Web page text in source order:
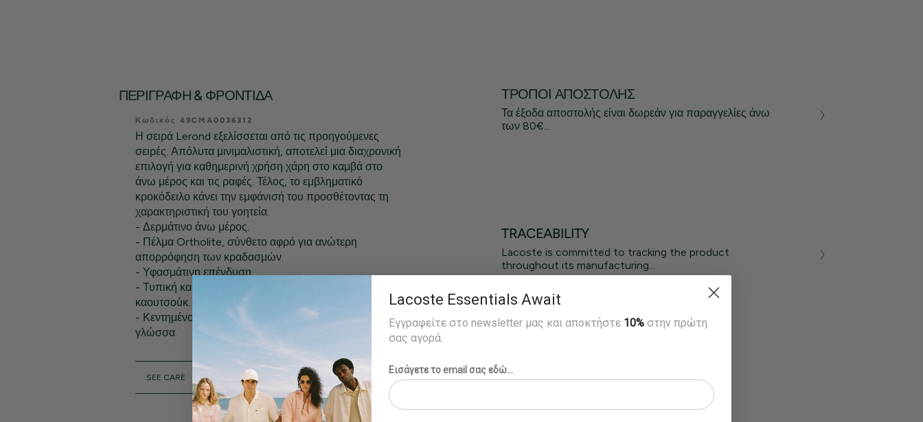
ΠΕΡΙΓΡΑΦΉ & ΦΡΟΝΤΊΔΑ
Κωδικός 49CMA0036312
Η σειρά Lerond εξελίσσεται από τις προηγούμενες
σειρές. Απόλυτα μινιμαλιστική, αποτελεί μια διαχρονική
επιλογή για καθημερινή χρήση χάρη στο καμβά στο
άνω μέρος και τις ραφές. Τέλος, το εμβληματικό
κροκόδειλο κάνει την εμφάνισή του προσθέτοντας τη
χαρακτηριστική του γοητεία.
- Δερμάτινο άνω μέρος.
- Πέλμα Ortholite, σύνθετο αφρό για ανώτερη
απορρόφηση των κραδασμών.
- Υφασμάτινη επένδυση.
- Τυπική και ανακυκλωμένη εξωτερική σόλα από
καουτσούκ.
- Κεντημένο λογότυπο Lacoste στο πλάι και στη
γλώσσα.
SEE.CARE
ΤΡΌΠΟΙ ΑΠΟΣΤΟΛΉΣ
Τα έξοδα αποστολής είναι δωρεάν για παραγγελίες άνω
των 80€...
TRACEABILITY
Lacoste is committed to tracking the product
throughout its manufacturing...
Lacoste Essentials Await
Εγγραφείτε στο newsletter μας και αποκτήστε 10% στην πρώτη
σας αγορά.
Εισάγετε το email σας εδώ...